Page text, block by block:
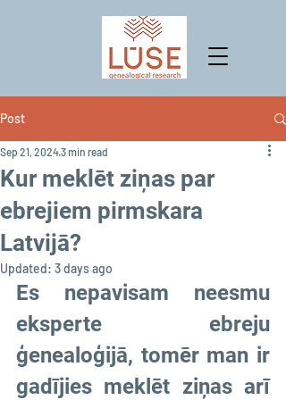
Post
Kur meklēt ziņas par
ebrejiem pirmskara
Latvijā?
Sep 21, 20243 min read
Updated: 3 days ago
Es nepavisam neesmu
eksperte ebreju
ģenealoģijā, tomēr man ir
gadījies meklēt ziņas arī